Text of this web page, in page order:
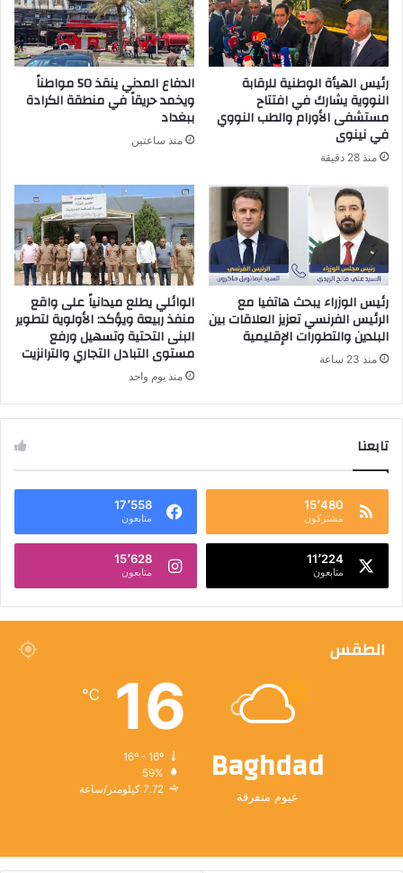
ل
ك
ت
ر
و
ن
ي
رئيس الهيأة الوطنية للرقابة
النووية يشارك في افتتاح
مستشفى الأورام والطب النووي
في نينوى
منذ 28 دقيقة
الدفاع المدني ينقذ 50 مواطناً
ويخمد حريقاً في منطقة الكرادة
ببغداد
منذ ساعتين
رئيس الوزراء يبحث هاتفيا مع
الرئيس الفرنسي تعزيز العلاقات بين
البلدين والتطورات الإقليمية
منذ 23 ساعة
الوائلي يطلع ميدانياً على واقع
منفذ ربيعة ويؤكد: الأولوية لتطوير
البنى التحتية وتسهيل ورفع
مستوى التبادل التجاري والترانزيت
منذ يوم واحد
تابعنا
15٬480
مشتركون
17٬558
متابعون
11٬224
متابعون
15٬628
متابعون
الطقس
Baghdad
غيوم متفرقة
16
℃
59%
7.72 كيلومتر/ساعة